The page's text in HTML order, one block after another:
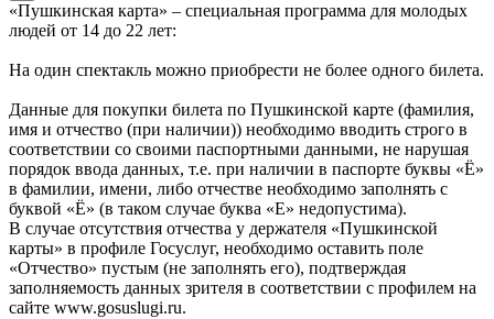
«Пушкинская карта» – специальная программа для молодых
людей от 14 до 22 лет:
На один спектакль можно приобрести не более одного билета.
Данные для покупки билета по Пушкинской карте (фамилия,
имя и отчество (при наличии)) необходимо вводить строго в
соответствии со своими паспортными данными, не нарушая
порядок ввода данных, т.е. при наличии в паспорте буквы «Ё»
в фамилии, имени, либо отчестве необходимо заполнять с
буквой «Ё» (в таком случае буква «Е» недопустима).
В случае отсутствия отчества у держателя «Пушкинской
карты» в профиле Госуслуг, необходимо оставить поле
«Отчество» пустым (не заполнять его), подтверждая
заполняемость данных зрителя в соответствии с профилем на
сайте www.gosuslugi.ru.